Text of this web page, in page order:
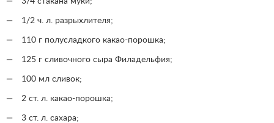
1/2 ч. л. разрыхлителя;
110 г полусладкого какао-порошка;
125 г сливочного сыра Филадельфия;
100 мл сливок;
2 ст. л. какао-порошка;
3 ст. л. сахара;